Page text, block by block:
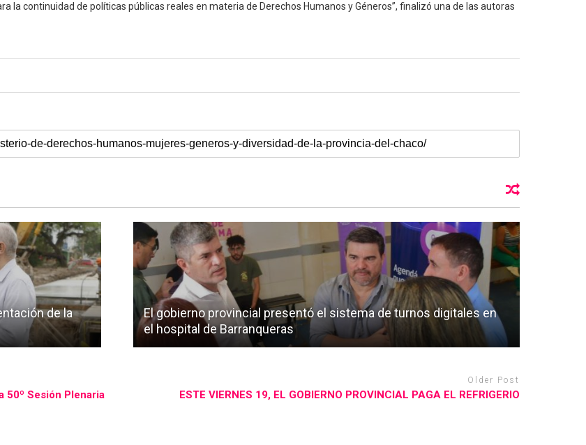
la continuidad de políticas públicas reales en materia de Derechos Humanos y Géneros”, finalizó una de las autoras
de la
El gobierno provincial presentó el sistema de turnos digitales en
el hospital de Barranqueras
50º Sesión Plenaria
Older Post
ESTE VIERNES 19, EL GOBIERNO PROVINCIAL PAGA EL REFRIGERIO